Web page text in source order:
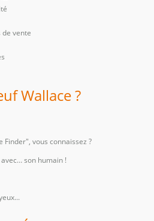
vente
Wallace ?
Finder", vous connaissez ?
son humain !